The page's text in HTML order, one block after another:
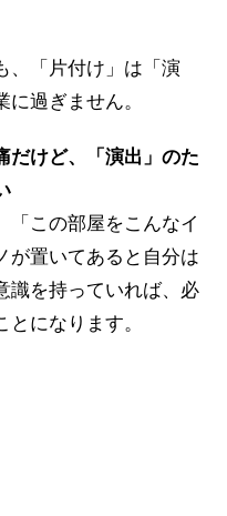
、「片付け」は「演
過ぎません。
けど、「演出」のた
「この部屋をこんなイ
が置いてあると自分は
識を持っていれば、必
になります。